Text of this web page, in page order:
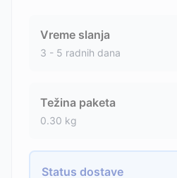
Vreme slanja
3 - 5 radnih dana
Težina paketa
0.30 kg
Status dostave